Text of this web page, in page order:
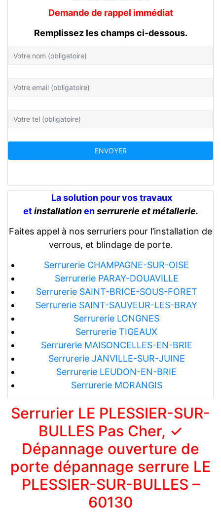
Demande de rappel immédiat
Remplissez les champs ci-dessous.
La solution pour vos travaux
etinstallationenserrurerie et métallerie.
Faites appel à nos serruriers pour l’installation de
verrous, et blindage de porte.
Serrurerie CHAMPAGNE-SUR-OISE
Serrurerie PARAY-DOUAVILLE
Serrurerie SAINT-BRICE-SOUS-FORET
Serrurerie SAINT-SAUVEUR-LES-BRAY
Serrurerie LONGNES
Serrurerie TIGEAUX
Serrurerie MAISONCELLES-EN-BRIE
Serrurerie JANVILLE-SUR-JUINE
Serrurerie LEUDON-EN-BRIE
Serrurerie MORANGIS
Serrurier LE PLESSIER-SUR-
BULLES Pas Cher, ✓
Dépannage ouverture de
porte dépannage serrure LE
PLESSIER-SUR-BULLES –
60130